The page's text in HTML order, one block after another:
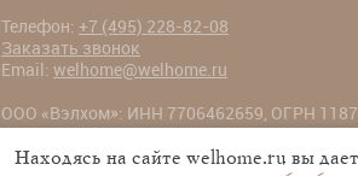
Телефон: +7 (495) 228-82-08
Заказать звонок
Email: welhome@welhome.ru
ООО «Вэлхом»: ИНН 7706462659, ОГРН
Находясь на сайте welhome.ru вы